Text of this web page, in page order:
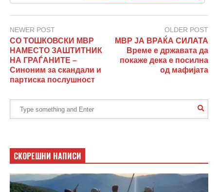
NEWER POST
СО ТОШКОВСКИ МВР
НАМЕСТО ЗАШТИТНИК
НА ГРАЃАНИТЕ –
Синоним за скандали и
партиска послушност
OLDER POST
МВР ЈА ВРАЌА СИЛАТА
Време е државата да
покаже дека е посилна
од мафијата
СКОРЕШНИ НАПИСИ